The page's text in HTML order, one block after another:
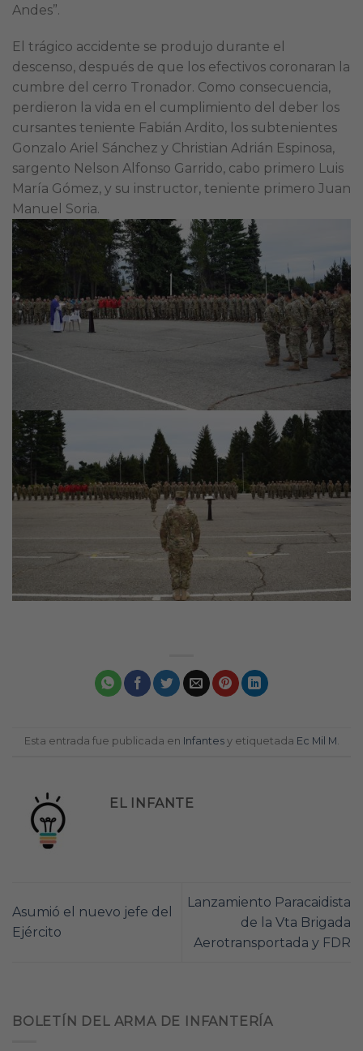
Andes”.
El trágico accidente se produjo durante el
descenso, después de que los efectivos coronaran la
cumbre del cerro Tronador. Como consecuencia,
perdieron la vida en el cumplimiento del deber los
cursantes teniente Fabián Ardito, los subtenientes
Gonzalo Ariel Sánchez y Christian Adrián Espinosa,
sargento Nelson Alfonso Garrido, cabo primero Luis
María Gómez, y su instructor, teniente primero Juan
Manuel Soria.
Esta entrada fue publicada en Infantesy etiquetada Ec Mil M.
EL INFANTE
Asumió el nuevo jefe del
Ejército
Lanzamiento Paracaidista
de la Vta Brigada
Aerotransportada y FDR
BOLETÍN DEL ARMA DE INFANTERÍA